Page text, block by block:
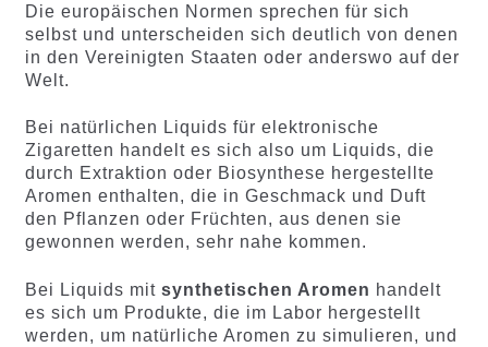
Die europäischen Normen sprechen für sich
selbst und unterscheiden sich deutlich von denen
in den Vereinigten Staaten oder anderswo auf der
Welt.
Bei natürlichen Liquids für elektronische
Zigaretten handelt es sich also um Liquids, die
durch Extraktion oder Biosynthese hergestellte
Aromen enthalten, die in Geschmack und Duft
den Pflanzen oder Früchten, aus denen sie
gewonnen werden, sehr nahe kommen.
Bei Liquids mit synthetischen Aromen handelt
es sich um Produkte, die im Labor hergestellt
werden, um natürliche Aromen zu simulieren, und